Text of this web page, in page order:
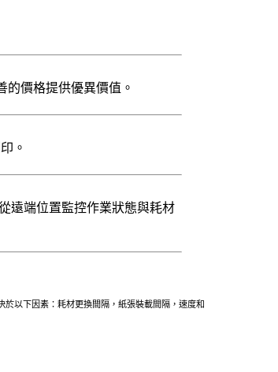
價格提供優異價值。
。
遠端位置監控作業狀態與耗材
以下因素：耗材更換間隔，紙張裝載間隔，速度和